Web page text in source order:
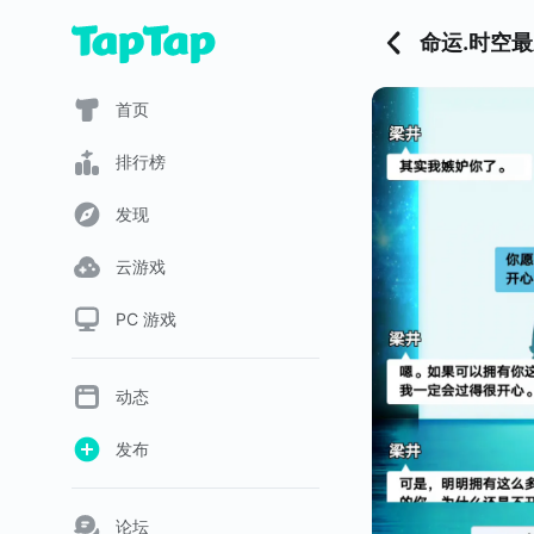
首页
排行榜
发现
云游戏
PC 游戏
动态
发布
论坛
命运.时空